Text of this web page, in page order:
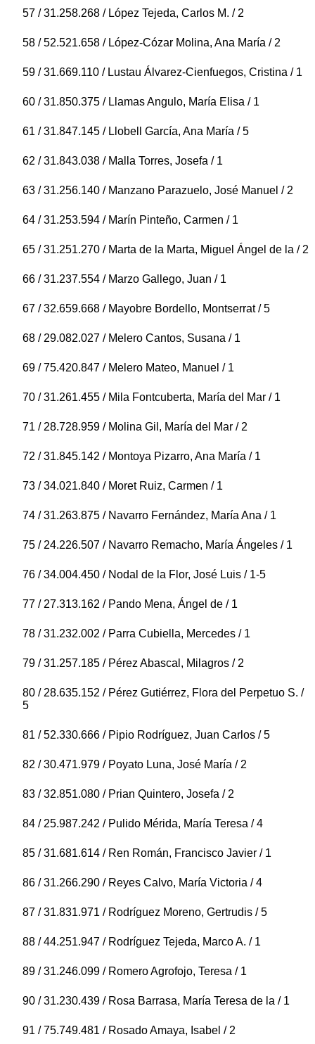
57 / 31.258.268 / López Tejeda, Carlos M. / 2
58 / 52.521.658 / López-Cózar Molina, Ana María / 2
59 / 31.669.110 / Lustau Álvarez-Cienfuegos, Cristina / 1
60 / 31.850.375 / Llamas Angulo, María Elisa / 1
61 / 31.847.145 / Llobell García, Ana María / 5
62 / 31.843.038 / Malla Torres, Josefa / 1
63 / 31.256.140 / Manzano Parazuelo, José Manuel / 2
64 / 31.253.594 / Marín Pinteño, Carmen / 1
65 / 31.251.270 / Marta de la Marta, Miguel Ángel de la / 2
66 / 31.237.554 / Marzo Gallego, Juan / 1
67 / 32.659.668 / Mayobre Bordello, Montserrat / 5
68 / 29.082.027 / Melero Cantos, Susana / 1
69 / 75.420.847 / Melero Mateo, Manuel / 1
70 / 31.261.455 / Mila Fontcuberta, María del Mar / 1
71 / 28.728.959 / Molina Gil, María del Mar / 2
72 / 31.845.142 / Montoya Pizarro, Ana María / 1
73 / 34.021.840 / Moret Ruiz, Carmen / 1
74 / 31.263.875 / Navarro Fernández, María Ana / 1
75 / 24.226.507 / Navarro Remacho, María Ángeles / 1
76 / 34.004.450 / Nodal de la Flor, José Luis / 1-5
77 / 27.313.162 / Pando Mena, Ángel de / 1
78 / 31.232.002 / Parra Cubiella, Mercedes / 1
79 / 31.257.185 / Pérez Abascal, Milagros / 2
80 / 28.635.152 / Pérez Gutiérrez, Flora del Perpetuo S. /
5
81 / 52.330.666 / Pipio Rodríguez, Juan Carlos / 5
82 / 30.471.979 / Poyato Luna, José María / 2
83 / 32.851.080 / Prian Quintero, Josefa / 2
84 / 25.987.242 / Pulido Mérida, María Teresa / 4
85 / 31.681.614 / Ren Román, Francisco Javier / 1
86 / 31.266.290 / Reyes Calvo, María Victoria / 4
87 / 31.831.971 / Rodríguez Moreno, Gertrudis / 5
88 / 44.251.947 / Rodríguez Tejeda, Marco A. / 1
89 / 31.246.099 / Romero Agrofojo, Teresa / 1
90 / 31.230.439 / Rosa Barrasa, María Teresa de la / 1
91 / 75.749.481 / Rosado Amaya, Isabel / 2